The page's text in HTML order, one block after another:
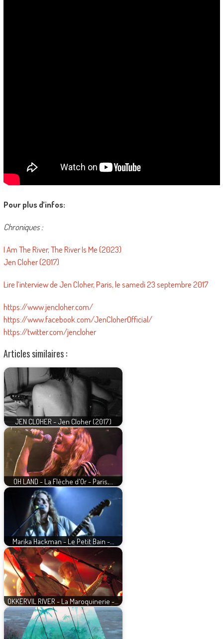
Pour plus d’infos:
Chroniques :
I Am The River, The River Is Me (2023)
Jen Cloher (2017)
Lire l’interview de Jen Cloher, Paris, le samedi 23 septembre 2017
https://www.jencloher.com/
https://www.facebook.com/JenCloherOfficial/
https://twitter.com/jencloher
Articles similaires :
JEN CLOHER - Jen Cloher (2017)
OH LAND - La Flèche d'Or - Paris,…
Marika Hackman - Le Petit Bain -…
OKKERVIL RIVER - La Maroquinerie -…